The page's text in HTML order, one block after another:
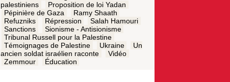
palestiniens
Proposition de loi Yadan
Pépinière de Gaza
Ramy Shaath
Refuzniks
Répression
Salah Hamouri
Sanctions
Sionisme - Antisionisme
Tribunal Russell pour la Palestine
Témoignages de Palestine
Ukraine
Un
ancien soldat israélien raconte
Vidéo
Zemmour
Éducation